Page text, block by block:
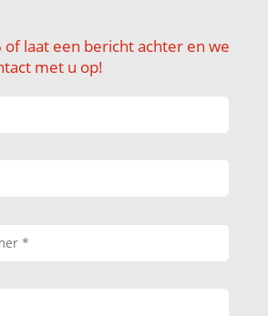
laat een bericht achter en we
met u op!